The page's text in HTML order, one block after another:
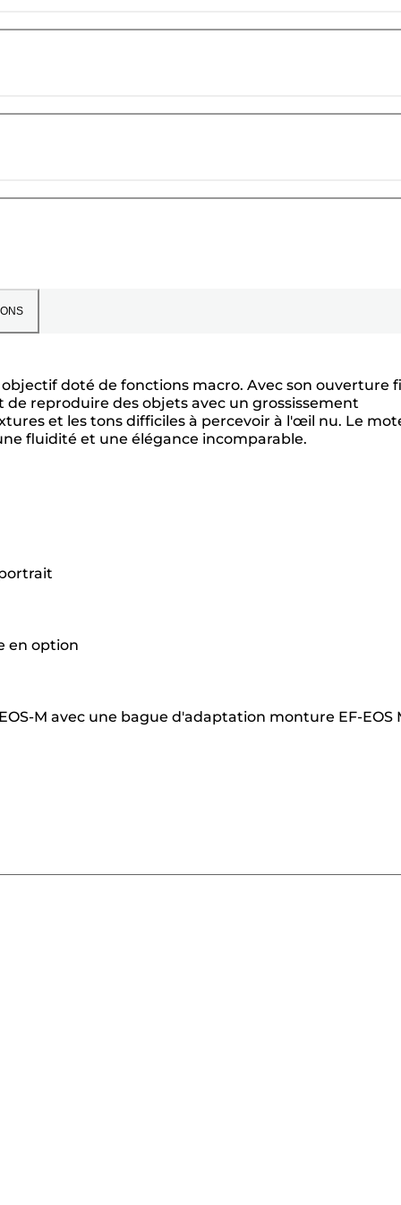
doté de fonctions macro. Avec son ouverture
reproduire des objets avec un grossissement
et les tons difficiles à percevoir à l'œil nu. Le
fluidité et une élégance incomparable.
en option
M avec une bague d'adaptation monture EF-EOS